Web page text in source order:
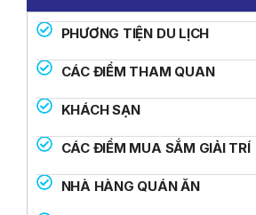
PHƯƠNG TIỆN DU LỊCH
CÁC ĐIỂM THAM QUAN
KHÁCH SẠN
CÁC ĐIỂM MUA SẮM GIẢI TRÍ
NHÀ HÀNG QUÁN ĂN